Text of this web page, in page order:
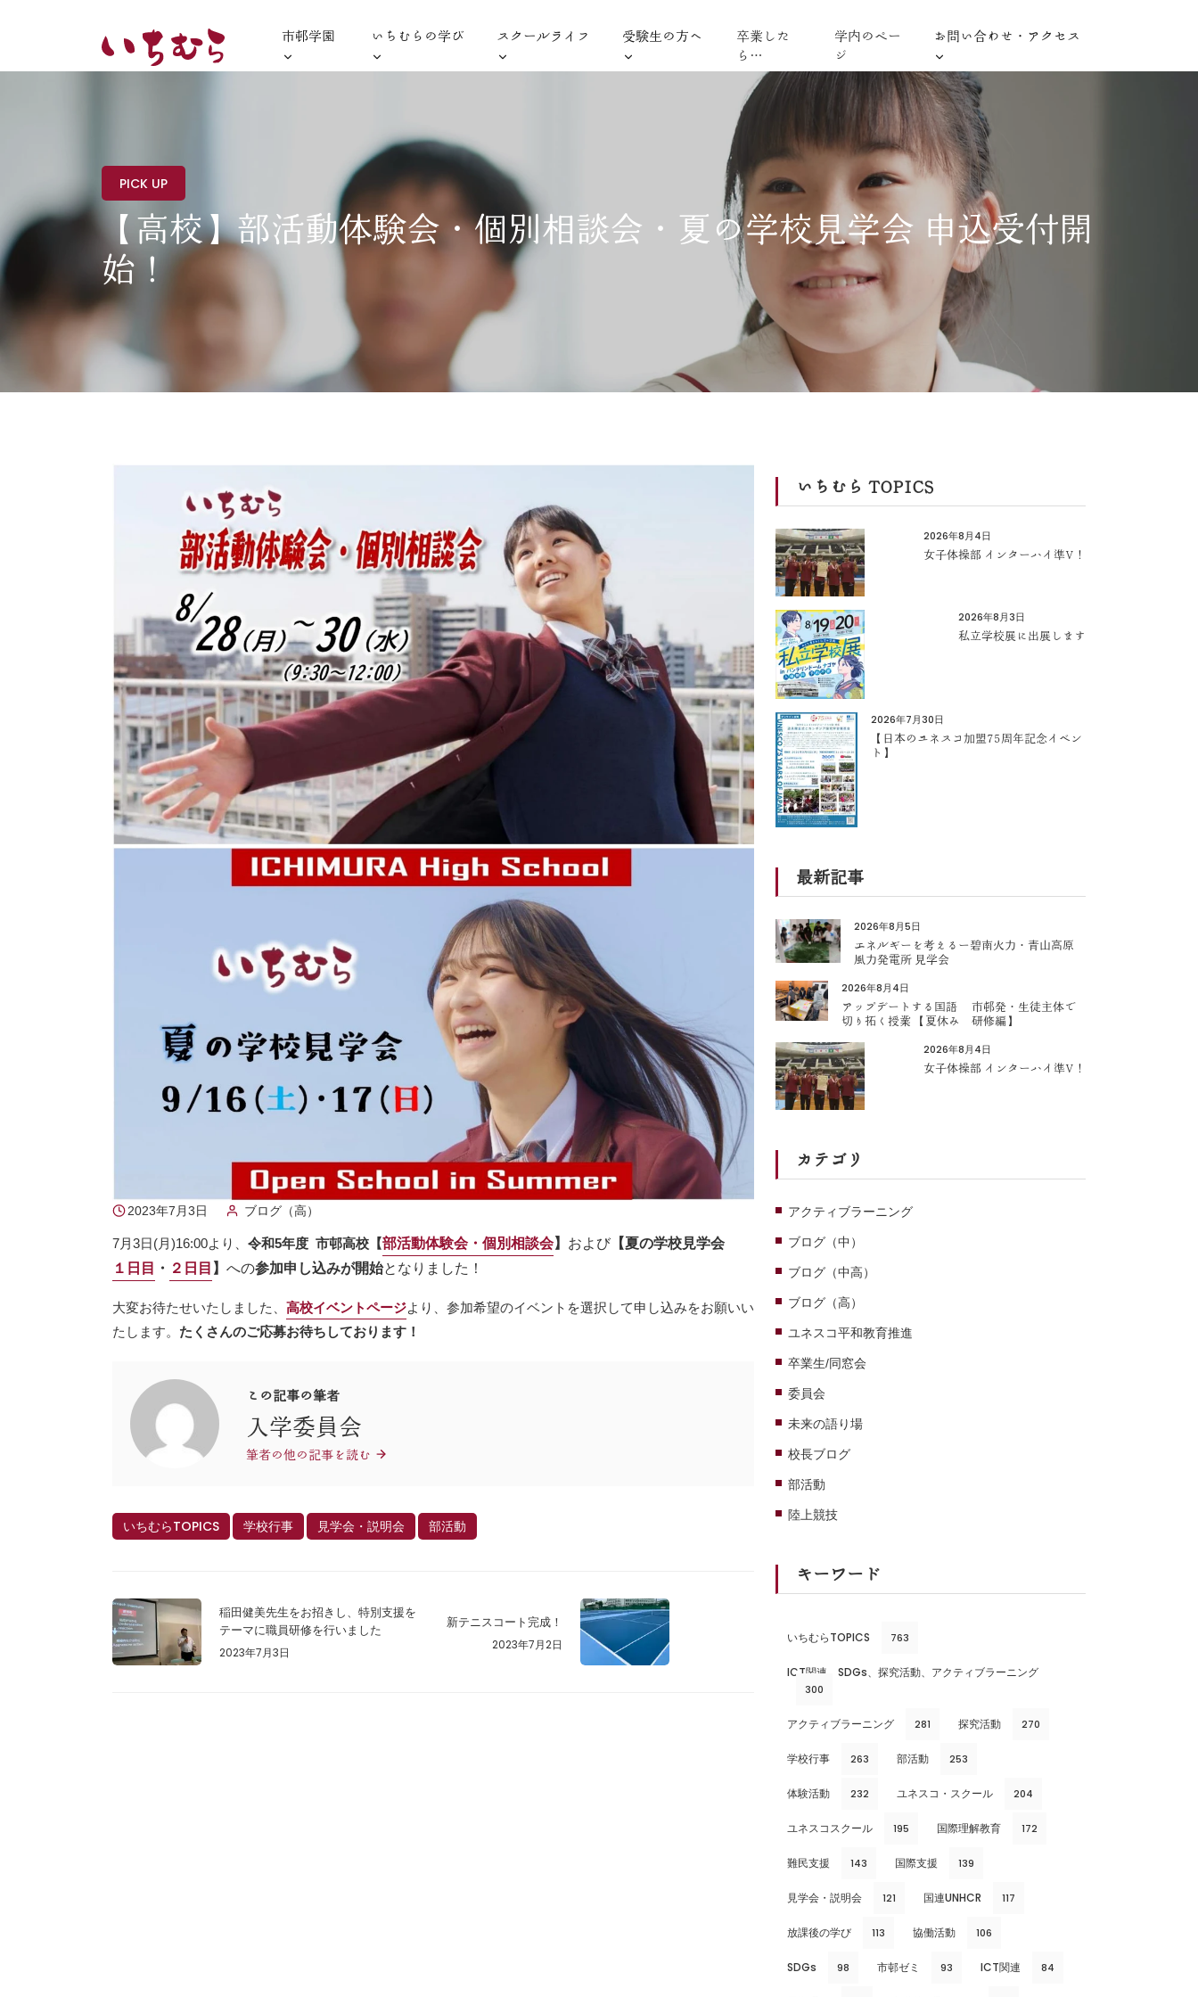
市邨学園 いちむらの学び スクールライフ 受験生の方へ
卒業した
ら…
学内のペー
ジ
お問い合わせ・アクセス
PICK UP
【高校】部活動体験会・個別相談会・夏の学校見学会 申込受付開
始！
2023年7月3日 ブログ（高）
7月3日(月)16:00より、 令和5年度 市邨高校【部活動体験会・個別相談会】 および 【夏の学校見学会
１日目
・ ２日目 】 への参加申し込みが開始となりました！
大変お待たせいたしました、 高校イベントページより、参加希望のイベントを選択して申し込みをお願いい
たします。 たくさんのご応募お待ちしております！
この記事の筆者
入学委員会
筆者の他の記事を読む
いちむらTOPICS 学校行事 見学会・説明会 部活動
稲田健美先生をお招きし、特別支援を
テーマに職員研修を行いました
2023年7月3日
新テニスコート完成！
2023年7月2日
いちむら TOPICS
2026年8月4日
女子体操部 インターハイ準V！
2026年8月3日
私立学校展に出展します
2026年7月30日
【日本のユネスコ加盟75周年記念イベン
ト】
最新記事
2026年8月5日
エネルギーを考えるー碧南火力・青山高原
風力発電所 見学会
2026年8月4日
アップデートする国語 市邨発・生徒主体で
切り拓く授業 【夏休み 研修編】
2026年8月4日
女子体操部 インターハイ準V！
カテゴリ
アクティブラーニング
ブログ（中）
ブログ（中高）
ブログ（高）
ユネスコ平和教育推進
卒業生/同窓会
委員会
未来の語り場
校長ブログ
部活動
陸上競技
キーワード
いちむらTOPICS 763
ICT関連、SDGs、探究活動、アクティブラーニング
300
アクティブラーニング 281 探究活動 270
学校行事 263 部活動 253
体験活動 232 ユネスコ・スクール 204
ユネスコスクール 195 国際理解教育 172
難民支援 143 国際支援 139
見学会・説明会 121 国連UNHCR 117
放課後の学び 113 協働活動 106
SDGs 98 市邨ゼミ 93 ICT関連 84